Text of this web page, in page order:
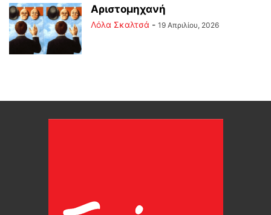
Αριστομηχανή
Λόλα Σκαλτσά - 19 Απριλίου, 2026